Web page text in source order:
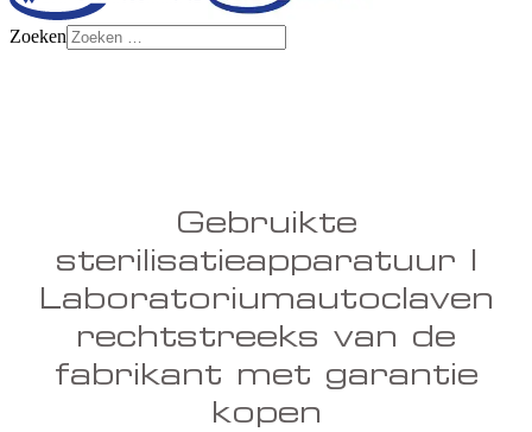
Zoeken
Gebruikte
sterilisatieapparatuur |
Laboratoriumautoclaven
rechtstreeks van de
fabrikant met garantie
kopen